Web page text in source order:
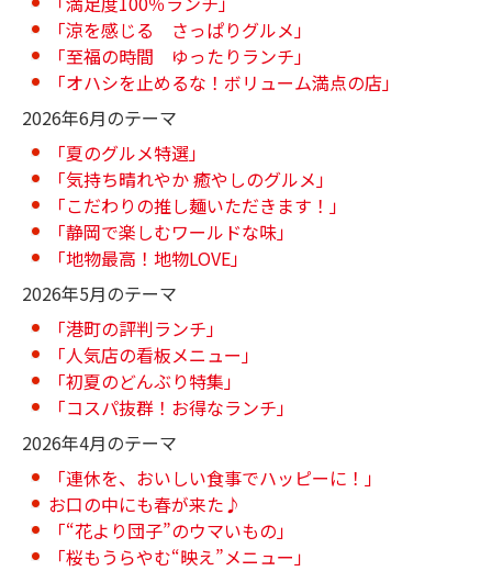
「涼を感じる さっぱりグルメ」
「至福の時間 ゆったりランチ」
「オハシを止めるな！ボリューム満点の店」
2026年6月のテーマ
「夏のグルメ特選」
「気持ち晴れやか 癒やしのグルメ」
「こだわりの推し麺いただきます！」
「静岡で楽しむワールドな味」
「地物最高！地物LOVE」
2026年5月のテーマ
「港町の評判ランチ」
「人気店の看板メニュー」
「初夏のどんぶり特集」
「コスパ抜群！お得なランチ」
2026年4月のテーマ
「連休を、おいしい食事でハッピーに！」
お口の中にも春が来た♪
「“花より団子”のウマいもの」
「桜もうらやむ“映え”メニュー」